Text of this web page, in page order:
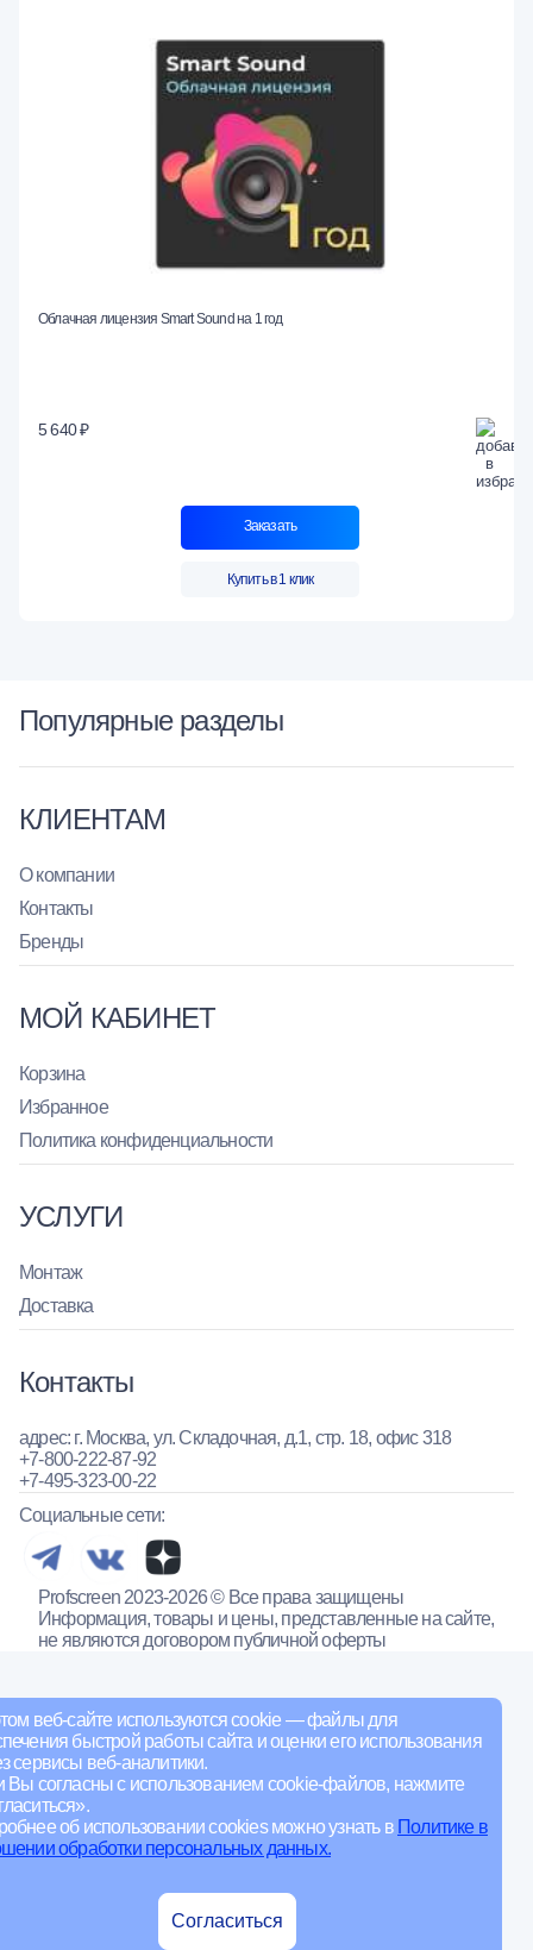
веб-сайте используются cookie — файлы для
быстрой работы сайта и оценки его использования
сервисы веб-аналитики.
Вы согласны с использованием cookie-файлов, нажмите
об использовании cookies можно узнать в Политике в
обработки персональных данных.
Согласиться
Облачная лицензия Smart Sound на 1 год
5 640 ₽
Заказать
Купить в 1 клик
Популярные разделы
КЛИЕНТАМ
О компании
Контакты
Бренды
МОЙ КАБИНЕТ
Корзина
Избранное
Политика конфиденциальности
УСЛУГИ
Монтаж
Доставка
Контакты
адрес: г. Москва, ул. Складочная, д.1, стр. 18, офис 318
+7-800-222-87-92
+7-495-323-00-22
Социальные сети:
Profscreen 2023-2026 © Все права защищены
Информация, товары и цены, представленные на сайте,
не являются договором публичной оферты